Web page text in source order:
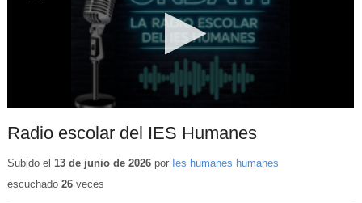
Radio escolar del IES Humanes
Subido el 13 de junio de 2026por Ies humanes humanes
escuchado 26veces